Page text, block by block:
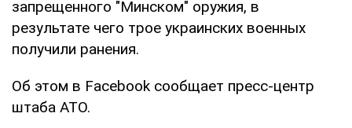
запрещенного "Минском" оружия, в
результате чего трое украинских военных
получили ранения.
Об этом в Facebook сообщает пресс-центр
штаба АТО.